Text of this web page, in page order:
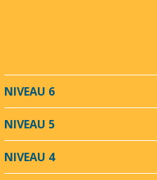
NIVEAU 6
NIVEAU 5
NIVEAU 4